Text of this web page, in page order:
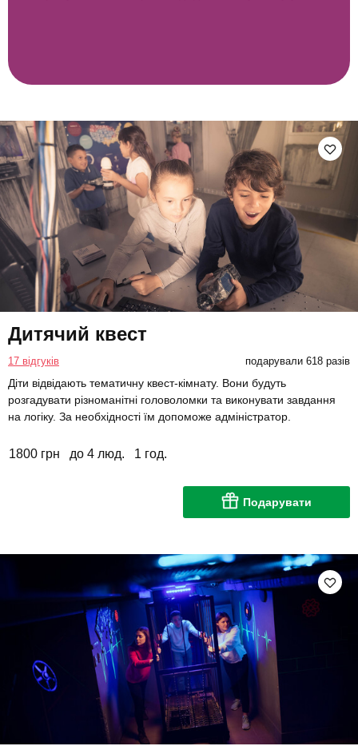
Дитячий квест
17 відгуків подарували 618 разів
Діти відвідають тематичну квест-кімнату. Вони будуть
розгадувати різноманітні головоломки та виконувати завдання
на логіку. За необхідності їм допоможе адміністратор.
1800 грн до 4 люд. 1 год.
Подарувати